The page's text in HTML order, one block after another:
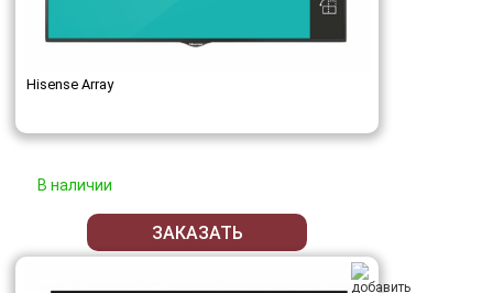
Hisense Array
В наличии
ЗАКАЗАТЬ